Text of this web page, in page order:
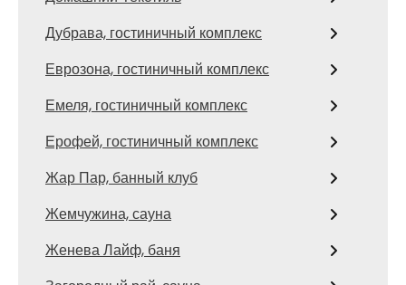
Дубрава, гостиничный комплекс
Еврозона, гостиничный комплекс
Емеля, гостиничный комплекс
Ерофей, гостиничный комплекс
Жар Пар, банный клуб
Жемчужина, сауна
Женева Лайф, баня